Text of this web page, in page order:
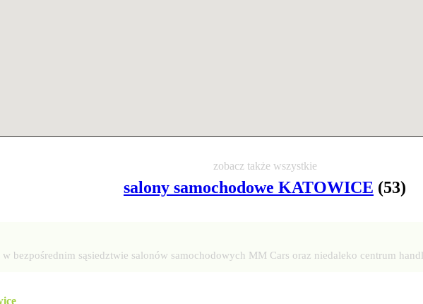
zobacz także wszystkie
salony samochodowe KATOWICE (53)
bezpośrednim sąsiedztwie salonów samochodowych MM Cars oraz niedaleko centrum